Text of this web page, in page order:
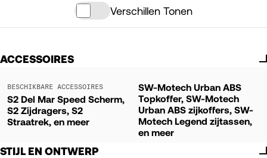
Verschillen Tonen
ACCESSOIRES
BESCHIKBARE ACCESSOIRES
S2 Del Mar Speed Scherm,
S2 Zijdragers, S2
Straatrek, en meer
SW-Motech Urban ABS
Topkoffer, SW-Motech
Urban ABS zijkoffers, SW-
Motech Legend zijtassen,
en meer
STIJL EN ONTWERP